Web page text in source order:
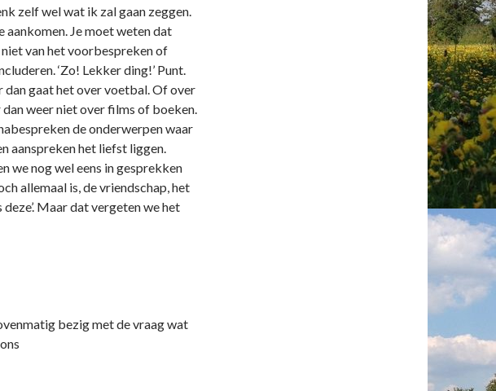
zelf wel wat ik zal gaan zeggen.
aankomen. Je moet weten dat
van het voorbespreken of
‘Zo! Lekker ding!’ Punt.
dan gaat het over voetbal. Of over
weer niet over films of boeken.
de onderwerpen waar
aanspreken het liefst liggen.
we nog wel eens in gesprekken
allemaal is, de vriendschap, het
Maar dat vergeten we het
bezig met de vraag wat